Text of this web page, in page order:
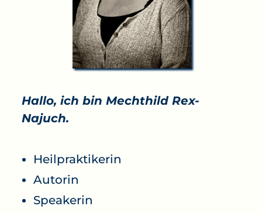
Hallo, ich bin Mechthild Rex-
Najuch.
Heilpraktikerin
Autorin
Speakerin